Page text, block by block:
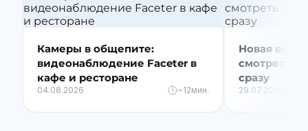
Камеры в общепите:
видеонаблюдение Faceter в
кафе и ресторане
04.08.2026 ~12мин.
Новая
смотреть
сразу
29.07.2026